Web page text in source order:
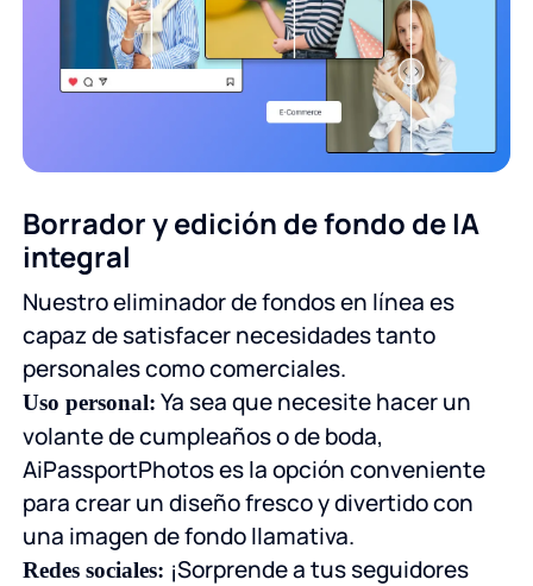
Borrador y edición de fondo de IA
integral
Nuestro eliminador de fondos en línea es
capaz de satisfacer necesidades tanto
personales como comerciales.
Uso personal: Ya sea que necesite hacer un
volante de cumpleaños o de boda,
AiPassportPhotos es la opción conveniente
para crear un diseño fresco y divertido con
una imagen de fondo llamativa.
Redes sociales: ¡Sorprende a tus seguidores